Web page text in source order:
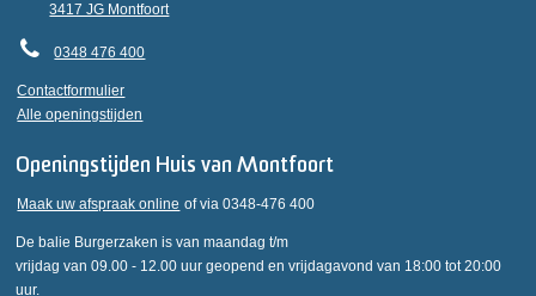
3417 JG Montfoort
0348 476 400
Contactformulier
Alle openingstijden
Openingstijden Huis van Montfoort
Maak uw afspraak online of via 0348-476 400
De balie Burgerzaken is van maandag t/m
vrijdag van 09.00 - 12.00 uur geopend en vrijdagavond van 18:00 tot 20:00
uur.